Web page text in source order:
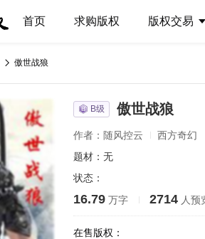
首页 求购版权 版权交易
傲世战狼
B级 傲世战狼
作者：随风控云
西方奇幻
题材：无
状态：
16.79 万字 2714 人预
在售版权：